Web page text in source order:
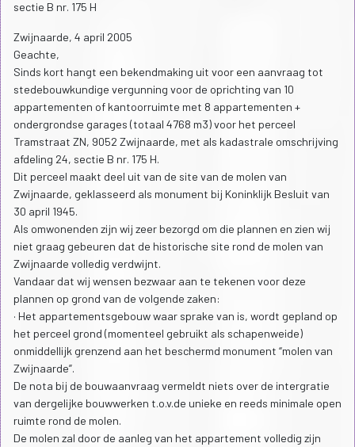
sectie B nr. 175 H
Zwijnaarde, 4 april 2005
Geachte,
Sinds kort hangt een bekendmaking uit voor een aanvraag tot
stedebouwkundige vergunning voor de oprichting van 10
appartementen of kantoorruimte met 8 appartementen +
ondergrondse garages (totaal 4768 m3) voor het perceel
Tramstraat ZN, 9052 Zwijnaarde, met als kadastrale omschrijving
afdeling 24, sectie B nr. 175 H.
Dit perceel maakt deel uit van de site van de molen van
Zwijnaarde, geklasseerd als monument bij Koninklijk Besluit van
30 april 1945.
Als omwonenden zijn wij zeer bezorgd om die plannen en zien wij
niet graag gebeuren dat de historische site rond de molen van
Zwijnaarde volledig verdwijnt.
Vandaar dat wij wensen bezwaar aan te tekenen voor deze
plannen op grond van de volgende zaken:
· Het appartementsgebouw waar sprake van is, wordt gepland op
het perceel grond (momenteel gebruikt als schapenweide)
onmiddellijk grenzend aan het beschermd monument “molen van
Zwijnaarde”.
De nota bij de bouwaanvraag vermeldt niets over de intergratie
van dergelijke bouwwerken t.o.v.de unieke en reeds minimale open
ruimte rond de molen.
De molen zal door de aanleg van het appartement volledig zijn